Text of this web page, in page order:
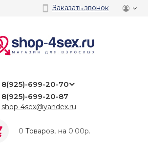
Заказать звонок
8(925)-699-20-70
8(925)-699-20-87
shop-4sex@yandex.ru
0 Tоваров, на 0.00р.